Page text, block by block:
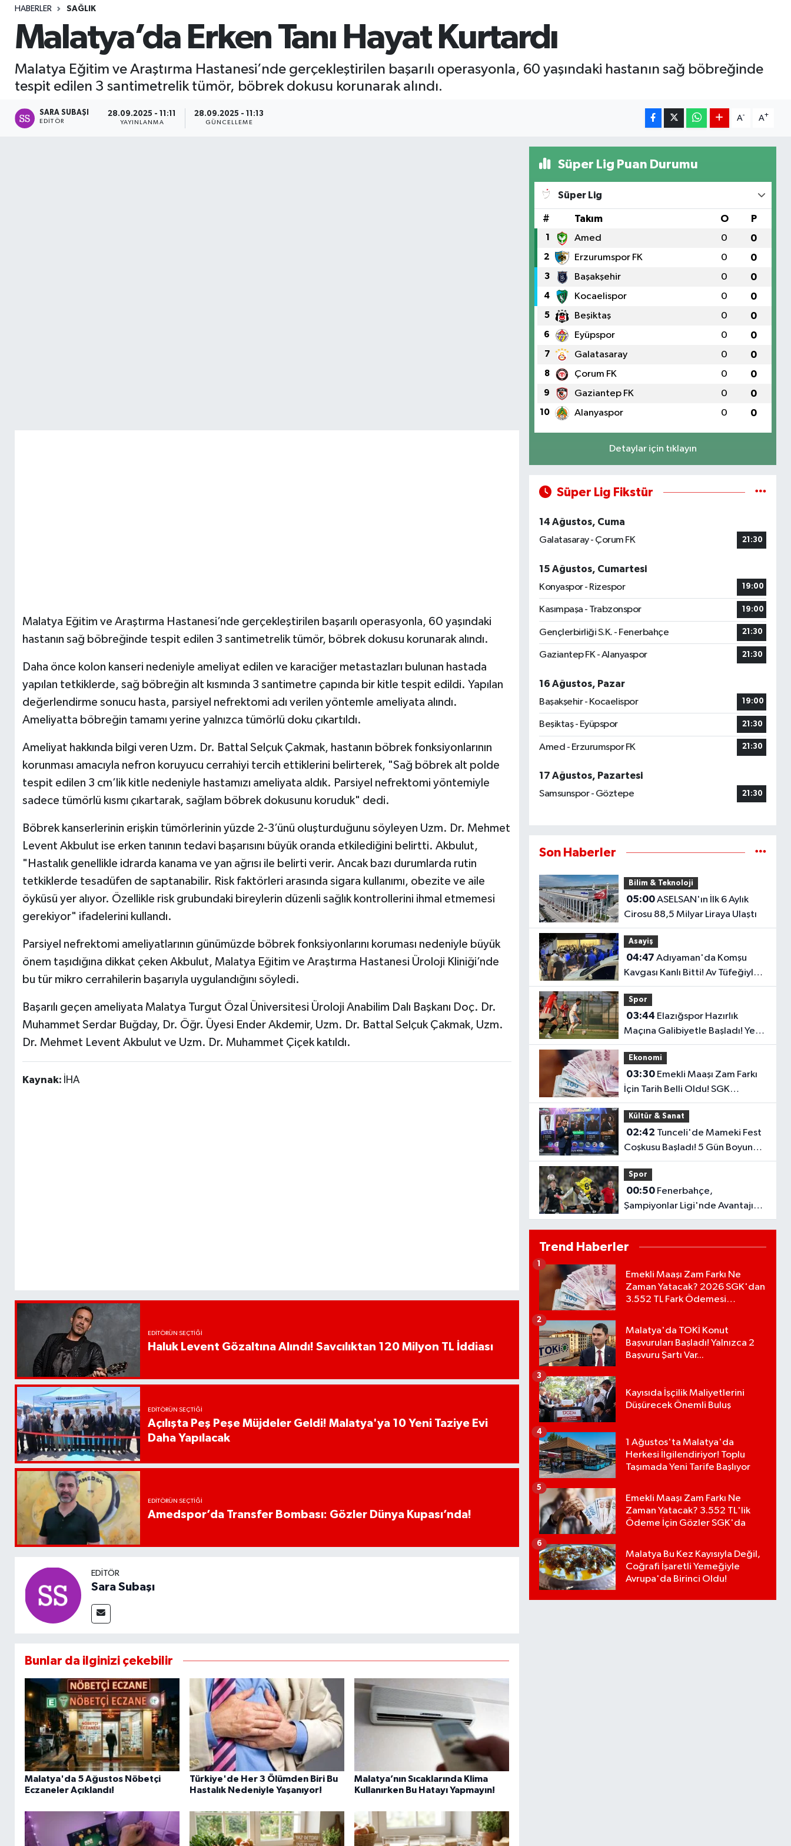
HABERLER SAĞLIK
Malatya’da Erken Tanı Hayat Kurtardı
Malatya Eğitim ve Araştırma Hastanesi’nde gerçekleştirilen başarılı operasyonla, 60 yaşındaki hastanın sağ böbreğinde
tespit edilen 3 santimetrelik tümör, böbrek dokusu korunarak alındı.
SARA SUBAŞI
EDITÖR
28.09.2025 - 11:11
YAYINLANMA
28.09.2025 - 11:13
GÜNCELLEME
A- A+
Malatya Eğitim ve Araştırma Hastanesi’nde gerçekleştirilen başarılı operasyonla, 60 yaşındaki
hastanın sağ böbreğinde tespit edilen 3 santimetrelik tümör, böbrek dokusu korunarak alındı.
Daha önce kolon kanseri nedeniyle ameliyat edilen ve karaciğer metastazları bulunan hastada
yapılan tetkiklerde, sağ böbreğin alt kısmında 3 santimetre çapında bir kitle tespit edildi. Yapılan
değerlendirme sonucu hasta, parsiyel nefrektomi adı verilen yöntemle ameliyata alındı.
Ameliyatta böbreğin tamamı yerine yalnızca tümörlü doku çıkartıldı.
Ameliyat hakkında bilgi veren Uzm. Dr. Battal Selçuk Çakmak, hastanın böbrek fonksiyonlarının
korunması amacıyla nefron koruyucu cerrahiyi tercih ettiklerini belirterek, "Sağ böbrek alt polde
tespit edilen 3 cm’lik kitle nedeniyle hastamızı ameliyata aldık. Parsiyel nefrektomi yöntemiyle
sadece tümörlü kısmı çıkartarak, sağlam böbrek dokusunu koruduk" dedi.
Böbrek kanserlerinin erişkin tümörlerinin yüzde 2-3’ünü oluşturduğunu söyleyen Uzm. Dr. Mehmet
Levent Akbulut ise erken tanının tedavi başarısını büyük oranda etkilediğini belirtti. Akbulut,
"Hastalık genellikle idrarda kanama ve yan ağrısı ile belirti verir. Ancak bazı durumlarda rutin
tetkiklerde tesadüfen de saptanabilir. Risk faktörleri arasında sigara kullanımı, obezite ve aile
öyküsü yer alıyor. Özellikle risk grubundaki bireylerin düzenli sağlık kontrollerini ihmal etmemesi
gerekiyor" ifadelerini kullandı.
Parsiyel nefrektomi ameliyatlarının günümüzde böbrek fonksiyonlarını koruması nedeniyle büyük
önem taşıdığına dikkat çeken Akbulut, Malatya Eğitim ve Araştırma Hastanesi Üroloji Kliniği’nde
bu tür mikro cerrahilerin başarıyla uygulandığını söyledi.
Başarılı geçen ameliyata Malatya Turgut Özal Üniversitesi Üroloji Anabilim Dalı Başkanı Doç. Dr.
Muhammet Serdar Buğday, Dr. Öğr. Üyesi Ender Akdemir, Uzm. Dr. Battal Selçuk Çakmak, Uzm.
Dr. Mehmet Levent Akbulut ve Uzm. Dr. Muhammet Çiçek katıldı.
Kaynak: İHA
EDITÖRÜN SEÇTIĞI
Haluk Levent Gözaltına Alındı! Savcılıktan 120 Milyon TL İddiası
EDITÖRÜN SEÇTIĞI
Açılışta Peş Peşe Müjdeler Geldi! Malatya'ya 10 Yeni Taziye Evi
Daha Yapılacak
EDITÖRÜN SEÇTIĞI
Amedspor’da Transfer Bombası: Gözler Dünya Kupası’nda!
EDITÖR
Sara Subaşı
Bunlar da ilginizi çekebilir
Malatya'da 5 Ağustos Nöbetçi
Eczaneler Açıklandı!
Türkiye'de Her 3 Ölümden Biri Bu
Hastalık Nedeniyle Yaşanıyor!
Malatya’nın Sıcaklarında Klima
Kullanırken Bu Hatayı Yapmayın!
Süper Lig Puan Durumu
Süper Lig
# Takım O P
1 Amed 0 0
2 Erzurumspor FK 0 0
3 Başakşehir 0 0
4 Kocaelispor 0 0
5 Beşiktaş 0 0
6 Eyüpspor 0 0
7 Galatasaray 0 0
8 Çorum FK 0 0
9 Gaziantep FK 0 0
10 Alanyaspor 0 0
Detaylar için tıklayın
Süper Lig Fikstür
14 Ağustos, Cuma
Galatasaray - Çorum FK
21:30
15 Ağustos, Cumartesi
Konyaspor - Rizespor
19:00
Kasımpaşa - Trabzonspor 19:00
Gençlerbirliği S.K. - Fenerbahçe 21:30
Gaziantep FK - Alanyaspor 21:30
16 Ağustos, Pazar
Başakşehir - Kocaelispor
19:00
Beşiktaş - Eyüpspor 21:30
Amed - Erzurumspor FK 21:30
17 Ağustos, Pazartesi
Samsunspor - Göztepe
21:30
Son Haberler
Bilim & Teknoloji
05:00ASELSAN'ın İlk 6 Aylık
Cirosu 88,5 Milyar Liraya Ulaştı
Asayiş
04:47
Kavgası Kanlı Bitti! Av Tüfeğiyle
Ateş Açtı: 1 Ölü, 1 Yaralı
Spor
03:44
Maçına Galibiyetle Başladı! Yeni
Sezon Öncesi Umut Veren
Performans
Ekonomi
03:30Emekli Maaşı Zam Farkı
İçin Tarih Belli Oldu! SGK
Ödemeleri 7 Ağustos'ta
Başlıyor
Kültür & Sanat
02:42
Coşkusu Başladı! 5 Gün Boyunca
Etkinlikler Düzenlenecek
Spor
00:50Fenerbahçe,
Şampiyonlar Ligi'nde Avantajı
Kaptı! Sturm Graz'ı 2-0 Mağlup
Trend Haberler
Emekli Maaşı Zam Farkı Ne
Zaman Yatacak? 2026 SGK'dan
3.552 TL Fark Ödemesi
1
Malatya'da TOKİ Konut
Başvuruları Başladı! Yalnızca 2
Başvuru Şartı Var...
2
Kayısıda İşçilik Maliyetlerini
Düşürecek Önemli Buluş
3
1 Ağustos'ta Malatya'da
Herkesi İlgilendiriyor! Toplu
Taşımada Yeni Tarife Başlıyor
4
Emekli Maaşı Zam Farkı Ne
Zaman Yatacak? 3.552 TL'lik
Ödeme İçin Gözler SGK'da
5
Malatya Bu Kez Kayısıyla Değil,
Coğrafi İşaretli Yemeğiyle
Avrupa'da Birinci Oldu!
6
Seri İlan
Siyaset
Spor